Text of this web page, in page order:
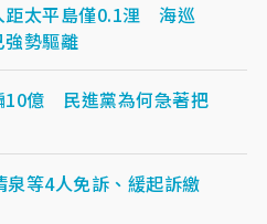
距太平島僅0.1浬 海巡
勢驅離
10億 民進黨為何急著把
等4人免訴、緩起訴繳